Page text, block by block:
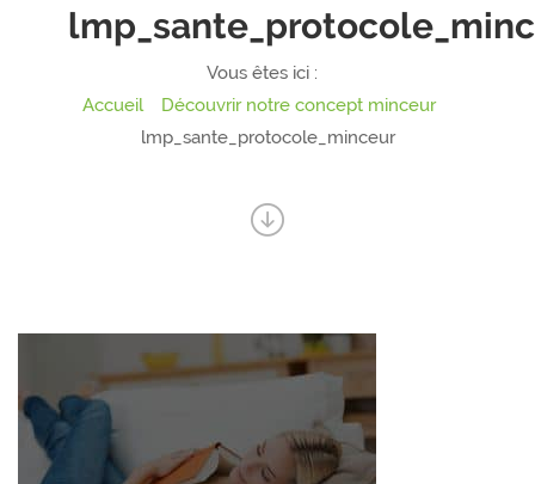
Vous êtes ici :
Accueil
Découvrir notre concept minceur
lmp_sante_protocole_minceur